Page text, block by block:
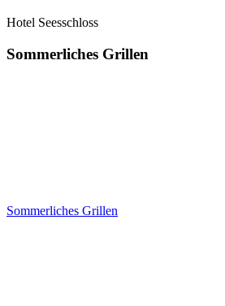
Hotel Seesschloss
Sommerliches Grillen
Sommerliches Grillen